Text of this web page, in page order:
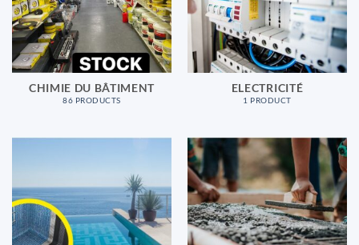
CHIMIE DU BÂTIMENT
86 PRODUCTS
ELECTRICITÉ
1 PRODUCT